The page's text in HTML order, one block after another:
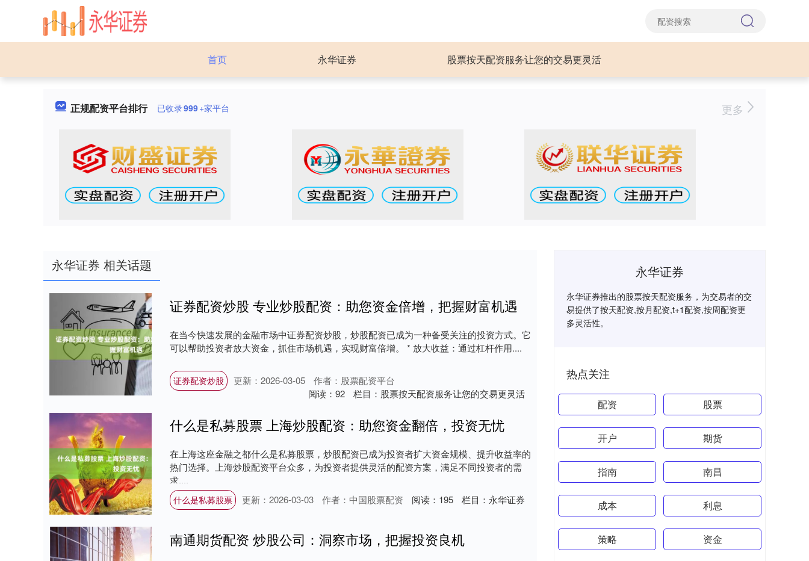
首页 永华证券 股票按天配资服务让您的交易更灵活
正规配资平台排行 已收录999+家平台 更多
永华证券 相关话题
证券配资炒股 专业炒股配资：助您资金倍增，把握财富机遇
在当今快速发展的金融市场中证券配资炒股，炒股配资已成为一种备受关注的投资方式。它
可以帮助投资者放大资金，抓住市场机遇，实现财富倍增。 * 放大收益：通过杠杆作用....
证券配资炒股 更新：2026-03-05
作者：股票配资平台
阅读： 92 栏目： 股票按天配资服务让您的交易更灵活
什么是私募股票 上海炒股配资：助您资金翻倍，投资无忧
在上海这座金融之都什么是私募股票，炒股配资已成为投资者扩大资金规模、提升收益率的
热门选择。上海炒股配资平台众多，为投资者提供灵活的配资方案，满足不同投资者的需
求....
什么是私募股票 更新：2026-03-03 作者：中国股票配资 阅读： 195 栏目： 永华证券
南通期货配资 炒股公司：洞察市场，把握投资良机
永华证券
永华证券推出的股票按天配资服务，为交易者的交
易提供了按天配资,按月配资,t+1配资,按周配资更
多灵活性。
热点关注
配资 股票
开户 期货
指南 南昌
成本 利息
策略 资金